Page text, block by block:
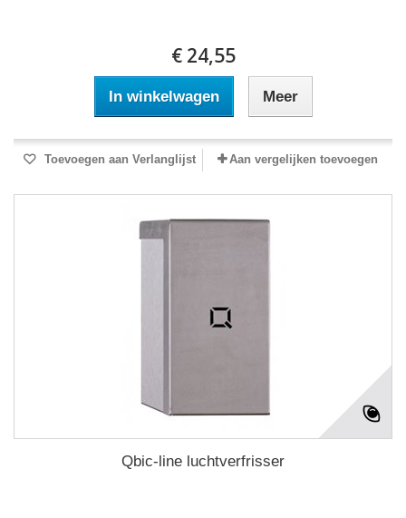
€ 24,55
In winkelwagen Meer
Toevoegen aan Verlanglijst Aan vergelijken toevoegen
Qbic-line luchtverfrisser